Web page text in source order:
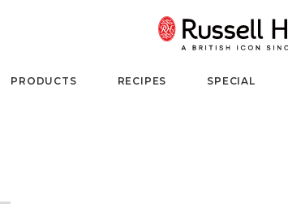
PRODUCTS RECIPES SPECIAL